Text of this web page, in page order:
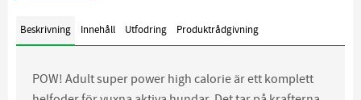
Beskrivning Innehåll Utfodring Produktrådgivning
POW! Adult super power high calorie är ett komplett